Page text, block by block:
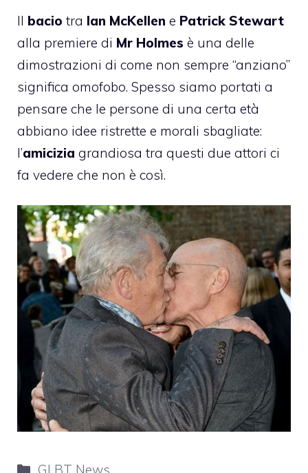
Il bacio tra Ian McKellen e Patrick Stewart
alla premiere di Mr Holmes è una delle
dimostrazioni di come non sempre “anziano”
significa omofobo. Spesso siamo portati a
pensare che le persone di una certa età
abbiano idee ristrette e morali sbagliate:
l’amicizia grandiosa tra questi due attori ci
fa vedere che non è così.
Categorie
GLBT News